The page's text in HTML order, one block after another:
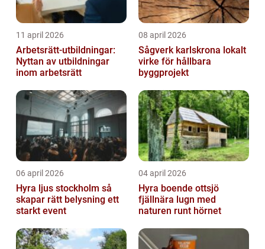
11 april 2026
Arbetsrätt-utbildningar:
Nyttan av utbildningar
inom arbetsrätt
08 april 2026
Sågverk karlskrona lokalt
virke för hållbara
byggprojekt
06 april 2026
Hyra ljus stockholm så
skapar rätt belysning ett
starkt event
04 april 2026
Hyra boende ottsjö
fjällnära lugn med
naturen runt hörnet